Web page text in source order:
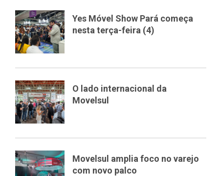
Yes Móvel Show Pará começa
nesta terça-feira (4)
O lado internacional da
Movelsul
Movelsul amplia foco no varejo
com novo palco